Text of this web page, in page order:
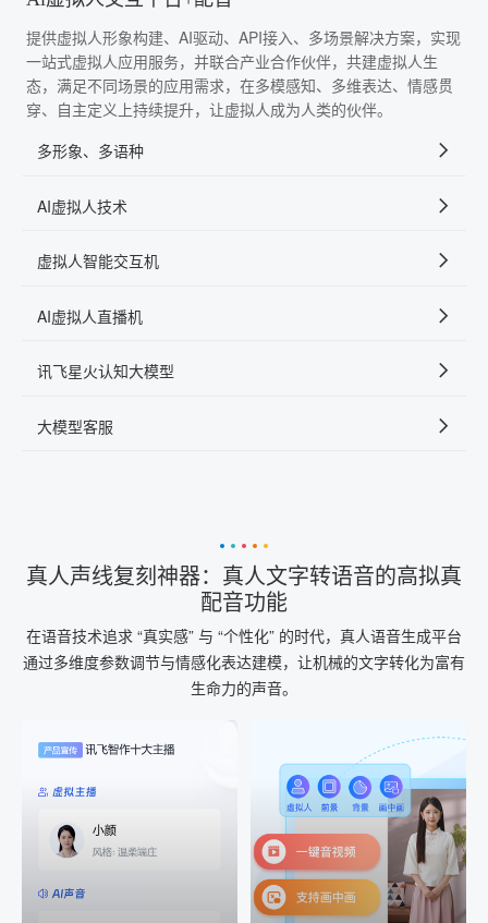
提供虚拟人形象构建、AI驱动、API接入、多场景解决方案，实现
一站式虚拟人应用服务，并联合产业合作伙伴，共建虚拟人生
态，满足不同场景的应用需求，在多模感知、多维表达、情感贯
穿、自主定义上持续提升，让虚拟人成为人类的伙伴。
多形象、多语种
AI虚拟人技术
虚拟人智能交互机
AI虚拟人直播机
讯飞星火认知大模型
大模型客服
真人声线复刻神器：真人文字转语音的高拟真
配音功能
在语音技术追求 “真实感” 与 “个性化” 的时代，真人语音生成平台
通过多维度参数调节与情感化表达建模，让机械的文字转化为富有
生命力的声音。
AI配音
音视频一键生成
室"中输入文本或录音，一
AI+音频
配音一键生成
AI+音频：基于全球领先的
TTS能力打造的AI音频制作
工具，输入文本、选择发